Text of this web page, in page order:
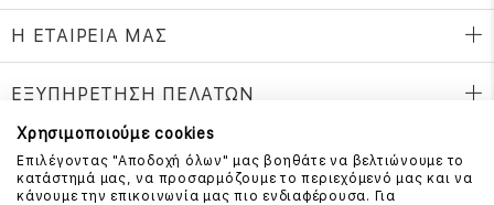
Η ΕΤΑΙΡΕΙΑ ΜΑΣ
ΕΞΥΠΗΡΕΤΗΣΗ ΠΕΛΑΤΩΝ
ΕΠΙΚΟΙΝΩΝΗΣΤΕ ΜΑΖΙ ΜΑΣ
Χρησιμοποιούμε cookies
Επιλέγοντας "Αποδοχή όλων" μας βοηθάτε να βελτιώνουμε το
κατάστημά μας, να προσαρμόζουμε το περιεχόμενό μας και να
κάνουμε την επικοινωνία μας πιο ενδιαφέρουσα. Για